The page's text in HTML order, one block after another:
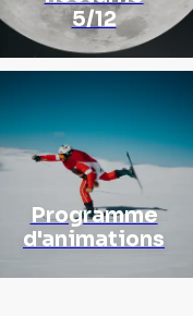
5/12
Programme
d'animations